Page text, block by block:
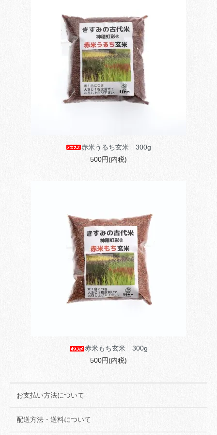
赤米うるち玄米 300g
500円(内税)
赤米もち玄米 300g
500円(内税)
お支払い方法について
配送方法・送料について